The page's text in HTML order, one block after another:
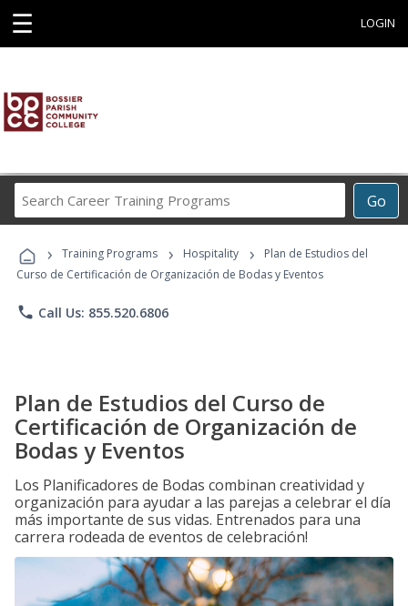
☰ LOGIN
Go
Career
Programs
› Training Programs › Hospitality ›
Plan de Estudios del
Curso de Certificación de Organización de Bodas y Eventos
phone Call Us: 855.520.6806
Plan de Estudios del Curso de
Certificación de Organización de
Bodas y Eventos
Los Planificadores de Bodas combinan creatividad y
organización para ayudar a las parejas a celebrar el día
más importante de sus vidas. Entrenados para una
carrera rodeada de eventos de celebración!